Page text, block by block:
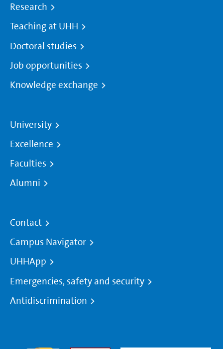
Research
Teaching at UHH
Doctoral studies
Job opportunities
Knowledge exchange
University
Excellence
Faculties
Alumni
Contact
Campus Navigator
UHHApp
Emergencies, safety and security
Antidiscrimination